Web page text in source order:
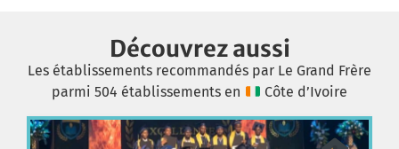
Découvrez aussi
Les établissements recommandés par Le Grand Frère
parmi 504 établissements en
Côte d’Ivoire